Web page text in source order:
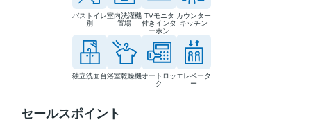
バストイレ
別
室内洗濯機
置場
TVモニタ
付きインタ
ーホン
カウンター
キッチン
独立洗面台浴室乾燥機オートロッ
ク
エレベータ
ー
セールスポイント